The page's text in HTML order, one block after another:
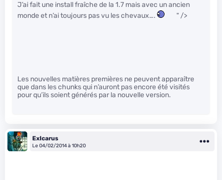
J’ai fait une install fraîche de la 1.7 mais avec un ancien
monde et n’ai toujours pas vu les chevaux….
" />
Les nouvelles matières premières ne peuvent apparaître
que dans les chunks qui n’auront pas encore été visités
pour qu’ils soient générés par la nouvelle version.
ExIcarus
Le 04/02/2014 à 10h20